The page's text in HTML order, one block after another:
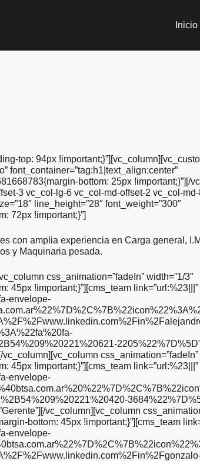
Inicio
top: 94px
font_container=”tag:h1|text_align:center”
bottom: 25px !important;}”][/
3 vc_col-lg-6 vc_col-md-offset-2 vc_col-md-
line_height=”28″ font_weight=”300″
72px !important;}”]
con amplia experiencia en Carga general,
y Maquinaria pesada.
css_animation=”fadeIn” width=”1/3″
45px !important;}”][cms_team link=”url:%23|||”
envelope-
css_animation=”fadeIn”
45px !important;}”][cms_team link=”url:%23|||”
envelope-
vc_column][vc_column
bottom: 45px !important;}”][cms_team
envelope-